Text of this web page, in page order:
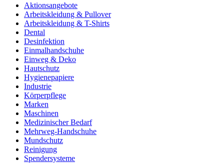
Aktionsangebote
Arbeitskleidung & Pullover
Arbeitskleidung & T-Shirts
Dental
Desinfektion
Einmalhandschuhe
Einweg & Deko
Hautschutz
Hygienepapiere
Industrie
Körperpflege
Marken
Maschinen
Medizinischer Bedarf
Mehrweg-Handschuhe
Mundschutz
Reinigung
Spendersysteme